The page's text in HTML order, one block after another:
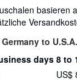
basieren
to U.S.A.
days 8 to
US$